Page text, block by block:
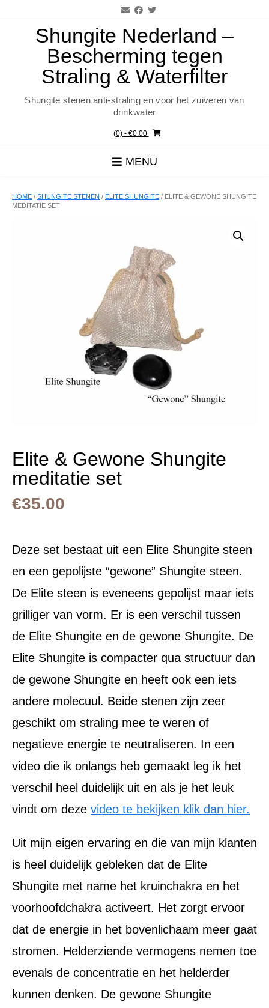
Shungite Nederland –
Bescherming tegen
Straling & Waterfilter
Shungite stenen anti-straling en voor het zuiveren van
drinkwater
(0)- €0.00
MENU
HOME / SHUNGITE STENEN / ELITE SHUNGITE / ELITE & GEWONE SHUNGITE
MEDITATIE SET
Elite & Gewone Shungite
meditatie set
€35.00
Deze set bestaat uit een Elite Shungite steen
en een gepolijste “gewone” Shungite steen.
De Elite steen is eveneens gepolijst maar iets
grilliger van vorm. Er is een verschil tussen
de Elite Shungite en de gewone Shungite. De
Elite Shungite is compacter qua structuur dan
de gewone Shungite en heeft ook een iets
andere molecuul. Beide stenen zijn zeer
geschikt om straling mee te weren of
negatieve energie te neutraliseren. In een
video die ik onlangs heb gemaakt leg ik het
verschil heel duidelijk uit en als je het leuk
vindt om deze video te bekijken klik dan hier.
Uit mijn eigen ervaring en die van mijn klanten
is heel duidelijk gebleken dat de Elite
Shungite met name het kruinchakra en het
voorhoofdchakra activeert. Het zorgt ervoor
dat de energie in het bovenlichaam meer gaat
stromen. Helderziende vermogens nemen toe
evenals de concentratie en het helderder
kunnen denken. De gewone Shungite